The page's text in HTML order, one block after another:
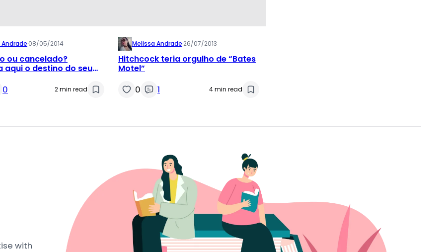
·08/05/2014
ou cancelado?
aqui o destino do seu
0 2 min read
Melissa Andrade·26/07/2013
Hitchcock teria orgulho de “Bates
Motel”
0 1 4 min read
with